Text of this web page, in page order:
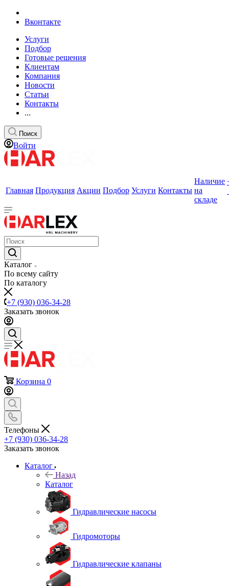
Вконтакте
Услуги
Подбор
Готовые решения
Клиентам
Компания
Новости
Статьи
Контакты
...
Поиск
Войти
Главная Продукция Акции Подбор Услуги Контакты
Наличие
на
складе
Каталог
По всему сайту
По каталогу
+7 (930) 036-34-28
Заказать звонок
Корзина 0
Телефоны
+7 (930) 036-34-28
Заказать звонок
Каталог
Назад
Каталог
Гидравлические насосы
Гидромоторы
Гидравлические клапаны